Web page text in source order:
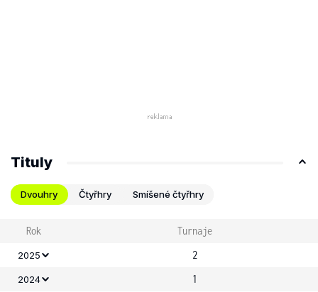
Tituly
Dvouhry Čtyřhry Smíšené čtyřhry
Rok Turnaje
2025 2
2024 1